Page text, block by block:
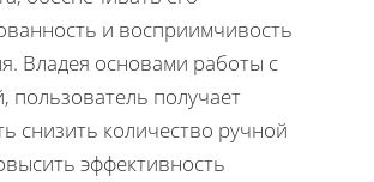
и восприимчивость
Владея основами работы с
пользователь получает
снизить количество ручной
эффективность